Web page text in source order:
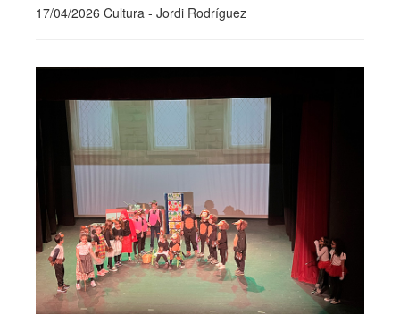
17/04/2026 Cultura - Jordi Rodríguez